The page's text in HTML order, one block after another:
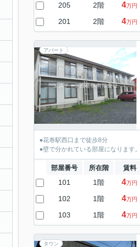
205 2階 4万円
201 2階 4万円
アパート
●花巻駅西口まで徒歩8分
●壁で分かれている部屋になります。
部屋番号 所在階 賃料
101 1階 4万円
102 1階 4万円
103 1階 4万円
タウン